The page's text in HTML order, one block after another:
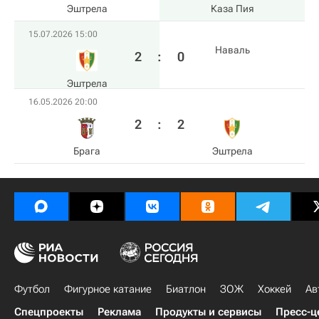
Эштрела Каза Пия
15.07.2026 15:00
Эштрела
2 : 0 Наваль
16.05.2026 20:00
Брага
2 : 2
Эштрела
Футбол Фигурное катание Биатлон ЗОЖ Хоккей
Спецпроекты
Реклама Продукты и сервисы Пресс-